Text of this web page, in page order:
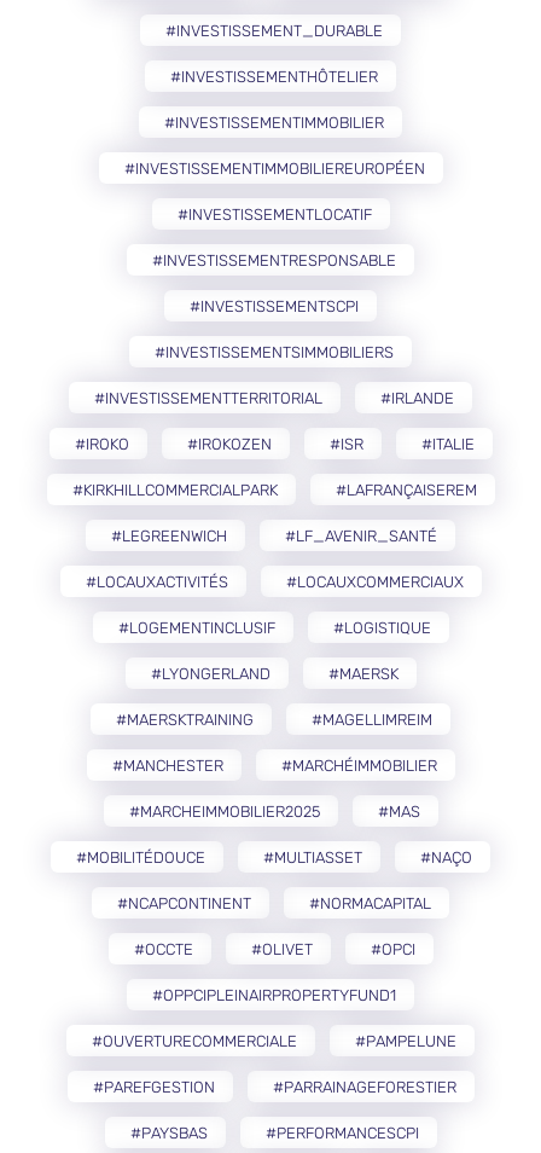
#INVESTISSEMENT_DURABLE
#INVESTISSEMENTHÔTELIER
#INVESTISSEMENTIMMOBILIER
#INVESTISSEMENTIMMOBILIEREUROPÉEN
#INVESTISSEMENTLOCATIF
#INVESTISSEMENTRESPONSABLE
#INVESTISSEMENTSCPI
#INVESTISSEMENTSIMMOBILIERS
#INVESTISSEMENTTERRITORIAL #IRLANDE
#IROKO #IROKOZEN #ISR #ITALIE
#KIRKHILLCOMMERCIALPARK #LAFRANÇAISEREM
#LEGREENWICH #LF_AVENIR_SANTÉ
#LOCAUXACTIVITÉS #LOCAUXCOMMERCIAUX
#LOGEMENTINCLUSIF #LOGISTIQUE
#LYONGERLAND #MAERSK
#MAERSKTRAINING #MAGELLIMREIM
#MANCHESTER #MARCHÉIMMOBILIER
#MARCHEIMMOBILIER2025 #MAS
#MOBILITÉDOUCE #MULTIASSET #NAÇO
#NCAPCONTINENT #NORMACAPITAL
#OCCTE #OLIVET #OPCI
#OPPCIPLEINAIRPROPERTYFUND1
#OUVERTURECOMMERCIALE #PAMPELUNE
#PAREFGESTION #PARRAINAGEFORESTIER
#PAYSBAS #PERFORMANCESCPI